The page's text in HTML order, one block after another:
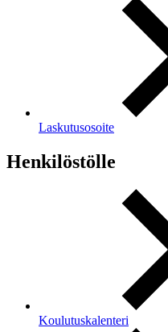
Laskutusosoite
Henkilöstölle
Koulutuskalenteri